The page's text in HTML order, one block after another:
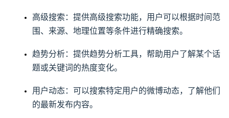
高级搜索：提供高级搜索功能，用户可以根据时间范
围、来源、地理位置等条件进行精确搜索。
趋势分析：提供趋势分析工具，帮助用户了解某个话
题或关键词的热度变化。
用户动态：可以搜索特定用户的微博动态，了解他们
的最新发布内容。